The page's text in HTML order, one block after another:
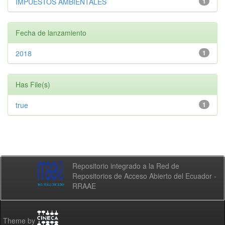
Fecha de lanzamiento
1
2018
Has File(s)
1
true
Repositorio integrado a la Red de
Repositorios de Acceso Abierto del Ecuador -
RRAAE
Theme by